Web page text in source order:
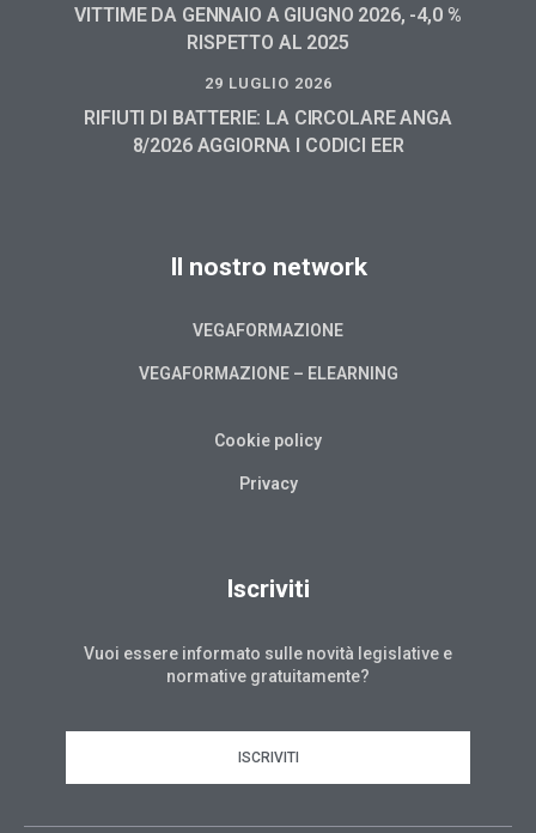
VITTIME DA GENNAIO A GIUGNO 2026, -4,0 %
RISPETTO AL 2025
29 LUGLIO 2026
RIFIUTI DI BATTERIE: LA CIRCOLARE ANGA
8/2026 AGGIORNA I CODICI EER
Il nostro network
VEGAFORMAZIONE
VEGAFORMAZIONE – ELEARNING
Cookie policy
Privacy
Iscriviti
Vuoi essere informato sulle novità legislative e
normative gratuitamente?
ISCRIVITI